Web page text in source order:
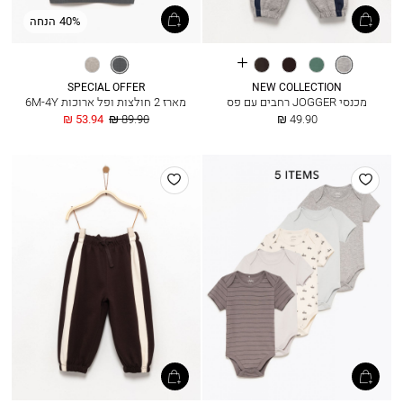
אפור
מלאנז’
ירוק
מעושן
אספרסו
כהה
פחם See
more
NEW COLLECTION
מכנסי JOGGER רחבים עם פס
החל
49.90 ₪
40% הנחה
טורקיז
מעושן
מלנז’
אפור
SPECIAL OFFER
מארז 2 חולצות ופל ארוכות 6M-4Y
החל
53.94 ₪ מחיר
89.90 ₪
הוסף
למועדפים
הוסף
למועדפים